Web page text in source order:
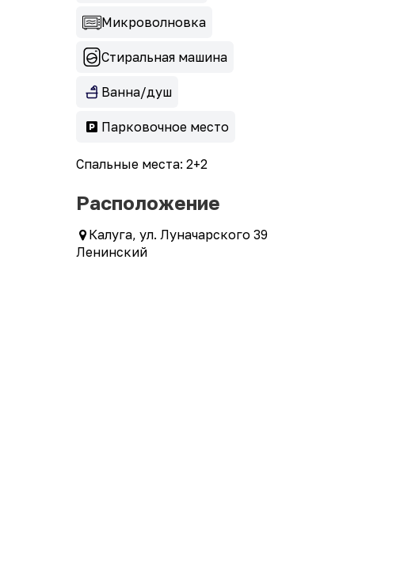
Микроволновка
Стиральная машина
Ванна/душ
Парковочное место
Спальные места: 2+2
Расположение
Калуга, ул. Луначарского 39
Ленинский